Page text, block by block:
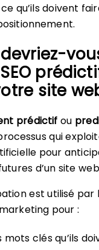
qu’ils doivent
site
prédictif ou
qui
pour
d’un site
est utilisé par
pour :
mots clés qu’ils